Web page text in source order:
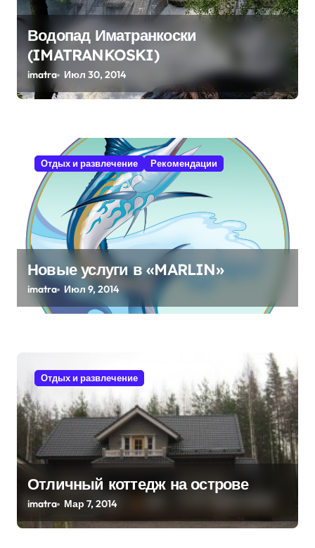
з
аВодопад Иматранкоски
(IMATRANKOSKI)
imatra Июл 30, 2014
Отдых и развлечение Рекомендации
Новые услуги в «MARLIN»
imatra Июл 9, 2014
Отдых и развлечение
Отличный коттедж на острове
imatra Мар 7, 2014